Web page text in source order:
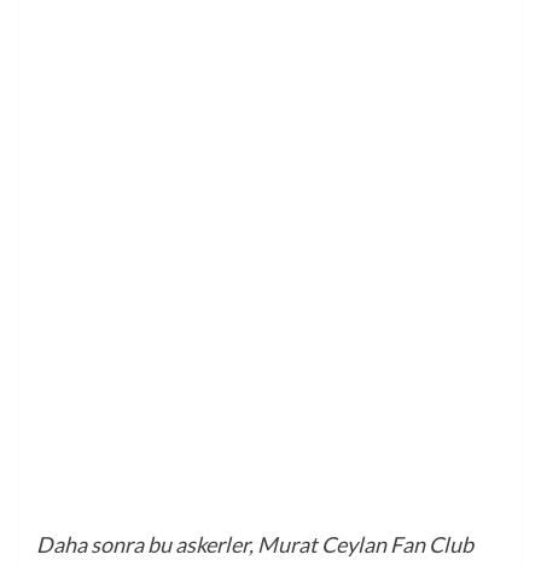
Daha sonra bu askerler, Murat Ceylan Fan Club